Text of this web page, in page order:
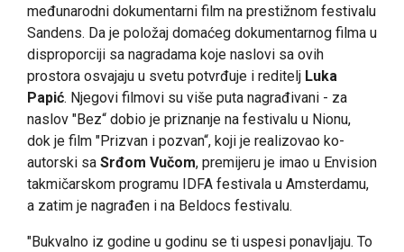
međunarodni dokumentarni film na prestižnom festivalu
Sandens. Da je položaj domaćeg dokumentarnog filma u
disproporciji sa nagradama koje naslovi sa ovih
prostora osvajaju u svetu potvrđuje i reditelj Luka
Papić. Njegovi filmovi su više puta nagrađivani - za
naslov "Bez“ dobio je priznanje na festivalu u Nionu,
dok je film "Prizvan i pozvan“, koji je realizovao ko-
autorski sa Srđom Vučom, premijeru je imao u Envision
takmičarskom programu IDFA festivala u Amsterdamu,
a zatim je nagrađen i na Beldocs festivalu.
"Bukvalno iz godine u godinu se ti uspesi ponavljaju. To